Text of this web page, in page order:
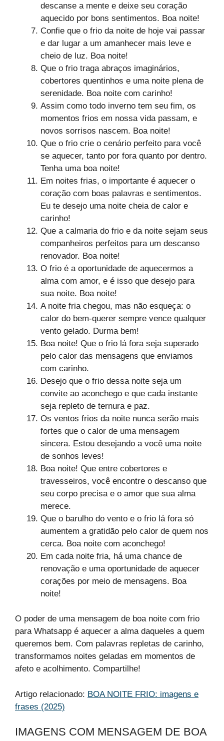
descanse a mente e deixe seu coração
aquecido por bons sentimentos. Boa noite!
Confie que o frio da noite de hoje vai passar
e dar lugar a um amanhecer mais leve e
cheio de luz. Boa noite!
Que o frio traga abraços imaginários,
cobertores quentinhos e uma noite plena de
serenidade. Boa noite com carinho!
Assim como todo inverno tem seu fim, os
momentos frios em nossa vida passam, e
novos sorrisos nascem. Boa noite!
Que o frio crie o cenário perfeito para você
se aquecer, tanto por fora quanto por dentro.
Tenha uma boa noite!
Em noites frias, o importante é aquecer o
coração com boas palavras e sentimentos.
Eu te desejo uma noite cheia de calor e
carinho!
Que a calmaria do frio e da noite sejam seus
companheiros perfeitos para um descanso
renovador. Boa noite!
O frio é a oportunidade de aquecermos a
alma com amor, e é isso que desejo para
sua noite. Boa noite!
A noite fria chegou, mas não esqueça: o
calor do bem-querer sempre vence qualquer
vento gelado. Durma bem!
Boa noite! Que o frio lá fora seja superado
pelo calor das mensagens que enviamos
com carinho.
Desejo que o frio dessa noite seja um
convite ao aconchego e que cada instante
seja repleto de ternura e paz.
Os ventos frios da noite nunca serão mais
fortes que o calor de uma mensagem
sincera. Estou desejando a você uma noite
de sonhos leves!
Boa noite! Que entre cobertores e
travesseiros, você encontre o descanso que
seu corpo precisa e o amor que sua alma
merece.
Que o barulho do vento e o frio lá fora só
aumentem a gratidão pelo calor de quem nos
cerca. Boa noite com aconchego!
Em cada noite fria, há uma chance de
renovação e uma oportunidade de aquecer
corações por meio de mensagens. Boa
noite!
O poder de uma mensagem de boa noite com frio
para Whatsapp é aquecer a alma daqueles a quem
queremos bem. Com palavras repletas de carinho,
transformamos noites geladas em momentos de
afeto e acolhimento. Compartilhe!
Artigo relacionado: BOA NOITE FRIO: imagens e
frases (2025)
IMAGENS COM MENSAGEM DE BOA